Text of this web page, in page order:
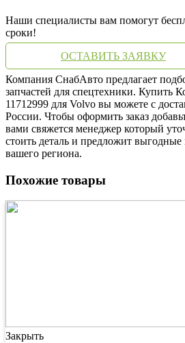
Наши специалисты вам помогут
сроки!
ОСТАВИТЬ ЗАЯВКУ
Компания СнабАвто предлагает
запчастей для спецтехники. Купить
11712999 для Volvo вы можете с
России. Чтобы оформить заказ
вами свяжется менеджер который
стоить деталь и предложит
вашего региона.
Похожие товары
Закрыть